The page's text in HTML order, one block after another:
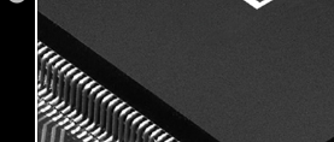
cepat dari